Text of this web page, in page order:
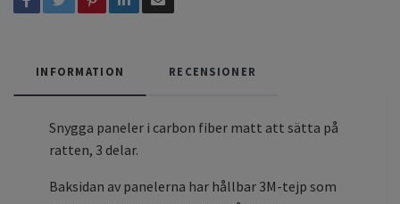
INFORMATION RECENSIONER
Snygga paneler i carbon fiber matt att sätta på
ratten, 3 delar.
Baksidan av panelerna har hållbar 3M-tejp som